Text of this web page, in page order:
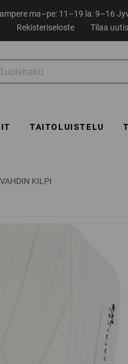
ma–pe: 11–19 la: 9–16
Rekisteriseloste Tilaa
TAITOLUISTELU
KILPI